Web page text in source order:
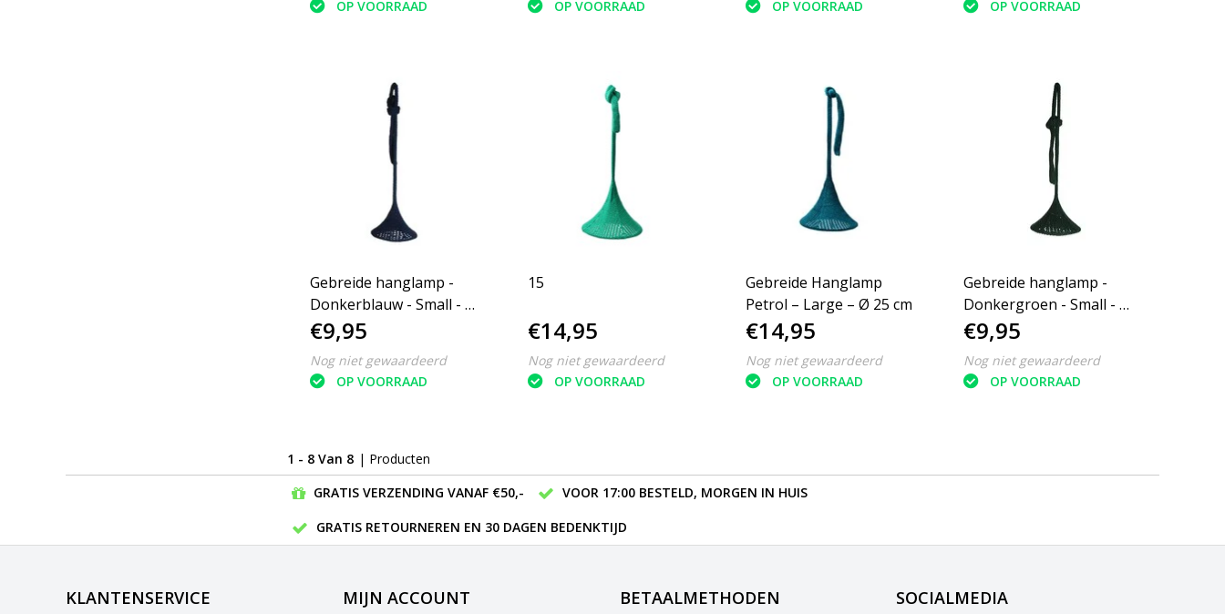
OP VOORRAAD
OP VOORRAAD
OP VOORRAAD
OP VOORRAAD
Gebreide hanglamp -
Donkerblauw - Small - Ø
15 cm
€9,95
Nog niet gewaardeerd
OP VOORRAAD
15
€14,95
Nog niet gewaardeerd
OP VOORRAAD
Gebreide Hanglamp
Petrol – Large – Ø 25 cm
€14,95
Nog niet gewaardeerd
OP VOORRAAD
Gebreide hanglamp -
Donkergroen - Small - Ø
15 cm
€9,95
Nog niet gewaardeerd
OP VOORRAAD
1 - 8 Van 8 | Producten
GRATIS VERZENDING VANAF €50,-
VOOR 17:00 BESTELD, MORGEN IN HUIS
GRATIS RETOURNEREN EN 30 DAGEN BEDENKTIJD
KLANTENSERVICE MIJN ACCOUNT BETAALMETHODEN SOCIALMEDIA